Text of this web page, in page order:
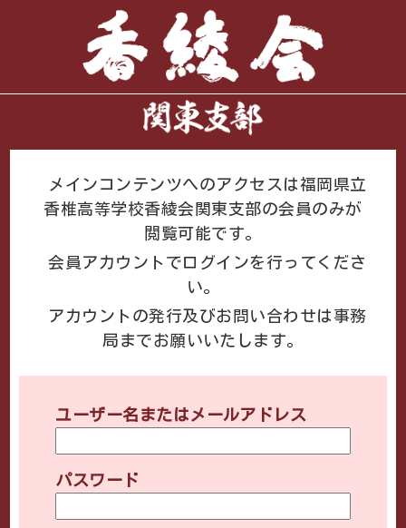
メインコンテンツへのアクセスは福岡県立
香椎高等学校香綾会関東支部の会員のみが
閲覧可能です。
会員アカウントでログインを行ってくださ
い。
アカウントの発行及びお問い合わせは事務
局までお願いいたします。
ユーザー名またはメールアドレス
パスワード